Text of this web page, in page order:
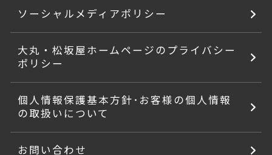
ソーシャルメディアポリシー
大丸・松坂屋ホームページのプライバシー
ポリシー
個人情報保護基本方針･お客様の個人情報
の取扱いについて
お問い合わせ